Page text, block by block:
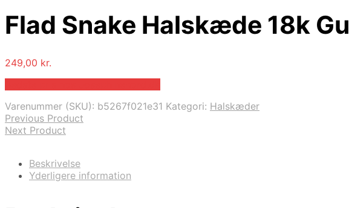
Flad Snake Halskæde 18k
249,00 kr.
Varenummer (SKU): b5267f021e31 Kategori: Halskæder
Previous Product
Next Product
Beskrivelse
Yderligere information